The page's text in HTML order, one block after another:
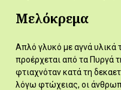
Μελόκρεμα
Απλό γλυκό με αγνά υλικά
προέρχεται από τα Πυργά
φτιαχνόταν κατά τη
λόγω φτώχειας, οι